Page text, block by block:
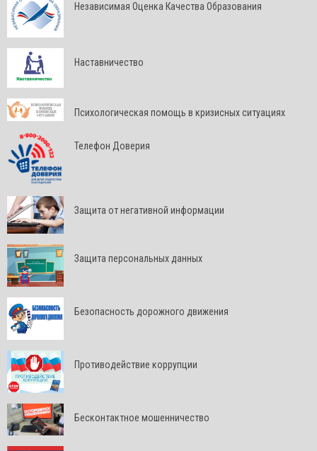
Независимая Оценка Качества Образования
Наставничество
Психологическая помощь в кризисных ситуациях
Телефон Доверия
Защита от негативной информации
Защита персональных данных
Безопасность дорожного движения
Противодействие коррупции
Бесконтактное мошенничество